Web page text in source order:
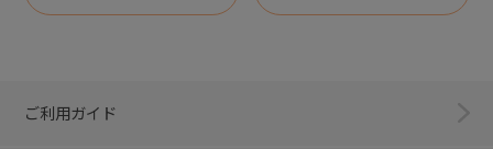
ご利用ガイド